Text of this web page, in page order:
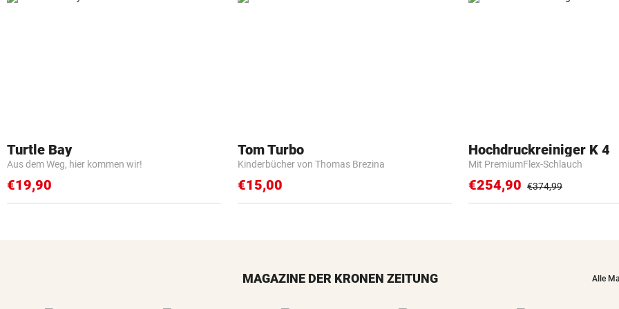
Turtle Bay
Aus dem Weg, hier kommen wir!
€19,90
Tom Turbo
Kinderbücher von Thomas Brezina
€15,00
Hochdruckreiniger K 4
Mit PremiumFlex-Schlauch
€254,90 €374,99
MAGAZINE DER KRONEN ZEITUNG Alle